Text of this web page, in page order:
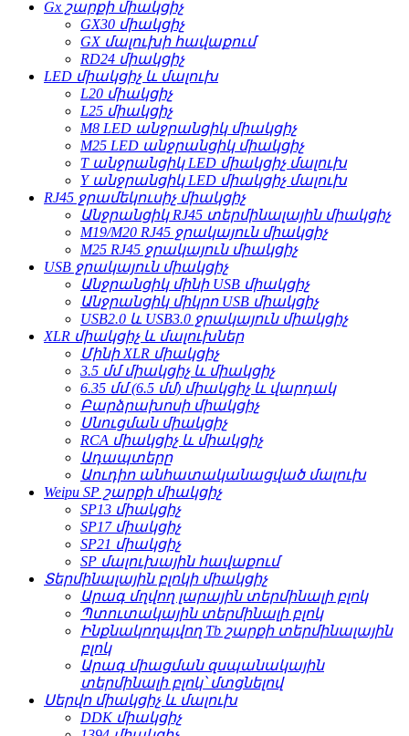
Gx շարքի միակցիչ
GX30 միակցիչ
GX մալուխի հավաքում
RD24 միակցիչ
LED միակցիչ և մալուխ
L20 միակցիչ
L25 միակցիչ
M8 LED անջրանցիկ միակցիչ
M25 LED անջրանցիկ միակցիչ
T անջրանցիկ LED միակցիչ մալուխ
Y անջրանցիկ LED միակցիչ մալուխ
RJ45 ջրամեկուսիչ միակցիչ
Անջրանցիկ RJ45 տերմինալային միակցիչ
M19/M20 RJ45 ջրակայուն միակցիչ
M25 RJ45 ջրակայուն միակցիչ
USB ջրակայուն միակցիչ
Անջրանցիկ մինի USB միակցիչ
Անջրանցիկ միկրո USB միակցիչ
USB2.0 և USB3.0 ջրակայուն միակցիչ
XLR միակցիչ և մալուխներ
Մինի XLR միակցիչ
3.5 մմ միակցիչ և միակցիչ
6.35 մմ (6.5 մմ) միակցիչ և վարդակ
Բարձրախոսի միակցիչ
Սնուցման միակցիչ
RCA միակցիչ և միակցիչ
Ադապտերը
Աուդիո անհատականացված մալուխ
Weipu SP շարքի միակցիչ
SP13 միակցիչ
SP17 միակցիչ
SP21 միակցիչ
SP մալուխային հավաքում
Տերմինալային բլոկի միակցիչ
Արագ մղվող լարային տերմինալի բլոկ
Պտուտակային տերմինալի բլոկ
Ինքնակողպվող Tb շարքի տերմինալային
բլոկ
Արագ միացման զսպանակային
տերմինալի բլոկ՝ մտցնելով
Սերվո միակցիչ և մալուխ
DDK միակցիչ